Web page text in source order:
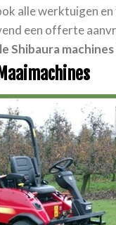
alle werktuigen
een offerte
Shibaura